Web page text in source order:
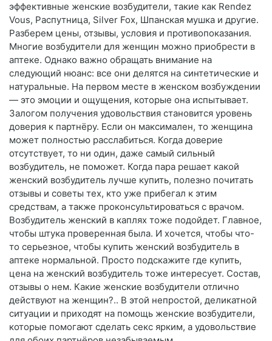
эффективные женские возбудители, такие как Rendez
Vous, Распутница, Silver Fox, Шпанская мушка и другие.
Разберем цены, отзывы, условия и противопоказания.
Многие возбудители для женщин можно приобрести в
аптеке. Однако важно обращать внимание на
следующий нюанс: все они делятся на синтетические и
натуральные. На первом месте в женском возбуждении
— это эмоции и ощущения, которые она испытывает.
Залогом получения удовольствия становится уровень
доверия к партнёру. Если он максимален, то женщина
может полностью расслабиться. Когда доверие
отсутствует, то ни один, даже самый сильный
возбудитель, не поможет. Когда пара решает какой
женский возбудитель лучше купить, полезно почитать
отзывы и советы тех, кто уже прибегал к этим
средствам, а также проконсультироваться с врачом.
Возбудитель женский в каплях тоже подойдет. Главное,
чтобы штука проверенная была. И хочется, чтобы что-
то серьезное, чтобы купить женский возбудитель в
аптеке нормальной. Просто подскажите где купить,
цена на женский возбудитель тоже интересует. Состав,
отзывы о нем. Какие женские возбудители отлично
действуют на женщин?.. В этой непростой, деликатной
ситуации и приходят на помощь женские возбудители,
которые помогают сделать секс ярким, а удовольствие